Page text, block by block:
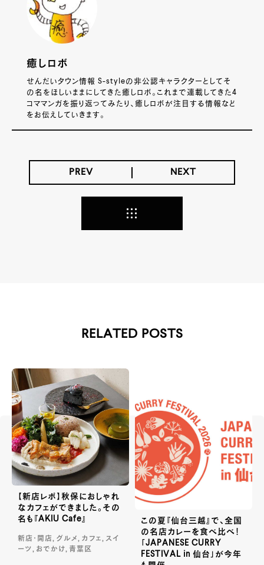
癒しロボ
せんだいタウン情報 S-styleの非公認キャラクターとしてそ
の名をほしいままにしてきた癒しロボ。これまで連載してきた4
コママンガを振り返ってみたり、癒しロボが注目する情報など
をお伝えしていきます。
PREV NEXT
RELATED POSTS
【新店レポ】秋保におしゃれ
なカフェができました。その
名も『AKIU Cafe』
新店・開店, グルメ, カフェ, スイ
ーツ, おでかけ, 青葉区
この夏『仙台三越』で、全国
の名店カレーを食べ比べ！
「JAPANESE CURRY
FESTIVAL in 仙台」が今年